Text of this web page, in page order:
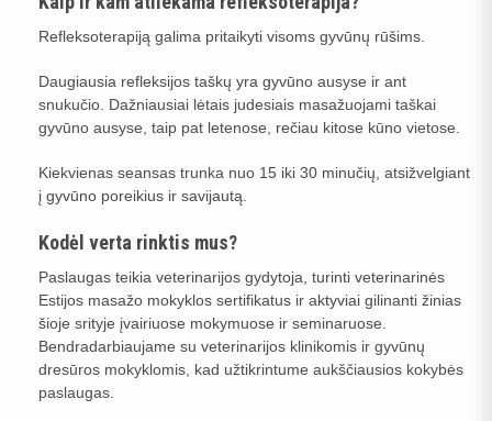
Refleksoterapiją galima pritaikyti visoms gyvūnų rūšims.
Daugiausia refleksijos taškų yra gyvūno ausyse ir ant
snukučio. Dažniausiai lėtais judesiais masažuojami taškai
gyvūno ausyse, taip pat letenose, rečiau kitose kūno vietose.
Kiekvienas seansas trunka nuo 15 iki 30 minučių, atsižvelgiant
į gyvūno poreikius ir savijautą.
Kodėl verta rinktis mus?
Paslaugas teikia veterinarijos gydytoja, turinti veterinarinės
Estijos masažo mokyklos sertifikatus ir aktyviai gilinanti žinias
šioje srityje įvairiuose mokymuose ir seminaruose.
Bendradarbiaujame su veterinarijos klinikomis ir gyvūnų
dresūros mokyklomis, kad užtikrintume aukščiausios kokybės
paslaugas.